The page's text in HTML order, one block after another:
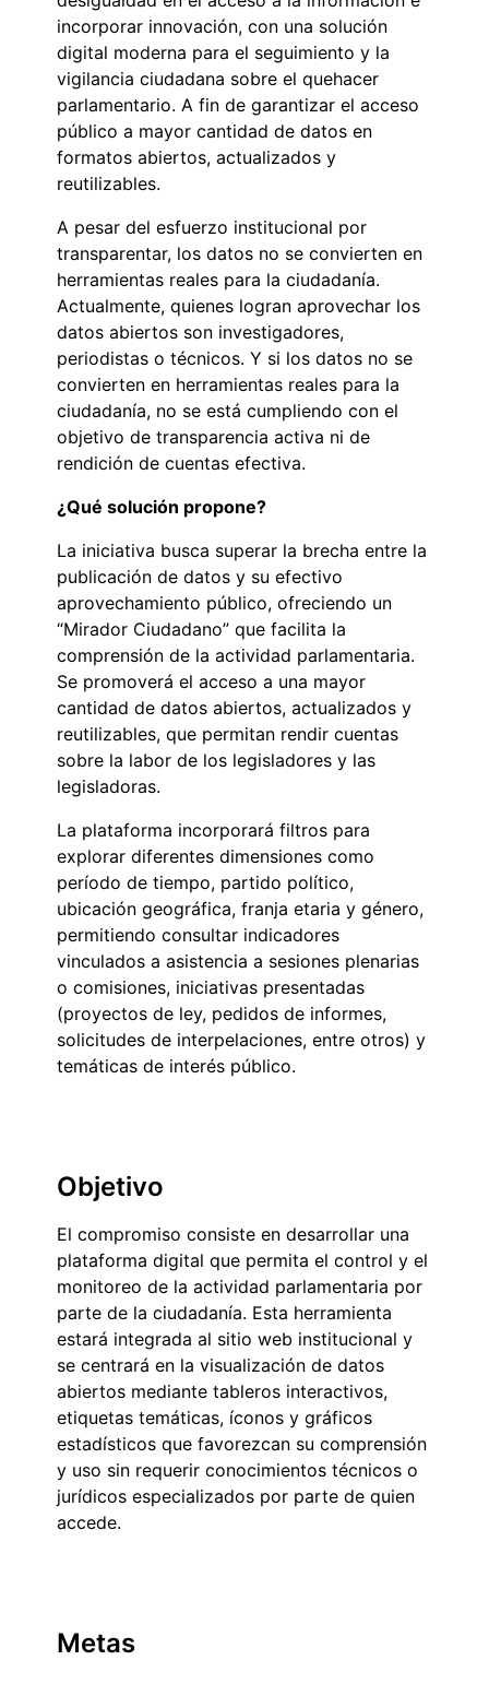
incorporar innovación, con una solución
digital moderna para el seguimiento y la
vigilancia ciudadana sobre el quehacer
parlamentario. A fin de garantizar el acceso
público a mayor cantidad de datos en
formatos abiertos, actualizados y
reutilizables.
A pesar del esfuerzo institucional por
transparentar, los datos no se convierten en
herramientas reales para la ciudadanía.
Actualmente, quienes logran aprovechar los
datos abiertos son investigadores,
periodistas o técnicos. Y si los datos no se
convierten en herramientas reales para la
ciudadanía, no se está cumpliendo con el
objetivo de transparencia activa ni de
rendición de cuentas efectiva.
¿Qué solución propone?
La iniciativa busca superar la brecha entre la
publicación de datos y su efectivo
aprovechamiento público, ofreciendo un
“Mirador Ciudadano” que facilita la
comprensión de la actividad parlamentaria.
Se promoverá el acceso a una mayor
cantidad de datos abiertos, actualizados y
reutilizables, que permitan rendir cuentas
sobre la labor de los legisladores y las
legisladoras.
La plataforma incorporará filtros para
explorar diferentes dimensiones como
período de tiempo, partido político,
ubicación geográfica, franja etaria y género,
permitiendo consultar indicadores
vinculados a asistencia a sesiones plenarias
o comisiones, iniciativas presentadas
(proyectos de ley, pedidos de informes,
solicitudes de interpelaciones, entre otros) y
temáticas de interés público.
Objetivo
El compromiso consiste en desarrollar una
plataforma digital que permita el control y el
monitoreo de la actividad parlamentaria por
parte de la ciudadanía. Esta herramienta
estará integrada al sitio web institucional y
se centrará en la visualización de datos
abiertos mediante tableros interactivos,
etiquetas temáticas, íconos y gráficos
estadísticos que favorezcan su comprensión
y uso sin requerir conocimientos técnicos o
jurídicos especializados por parte de quien
accede.
Metas